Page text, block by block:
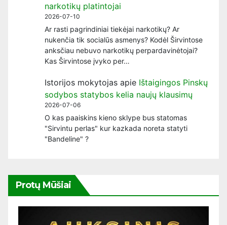
narkotikų platintojai
2026-07-10
Ar rasti pagrindiniai tiekėjai narkotikų? Ar
nukenčia tik socialūs asmenys? Kodėl Širvintose
anksčiau nebuvo narkotikų perpardavinėtojai?
Kas Širvintose įvyko per…
Istorijos mokytojas apie Ištaigingos Pinskų
sodybos statybos kelia naujų klausimų
2026-07-06
O kas paaiskins kieno sklype bus statomas
"Sirvintu perlas" kur kazkada noreta statyti
"Bandeline" ?
Protų Mūšiai